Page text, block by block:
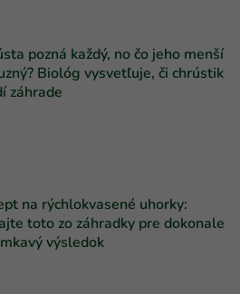
pozná každý, no čo jeho menší
Biológ vysvetľuje, či chrústik
záhrade
na rýchlokvasené uhorky:
toto zo záhradky pre dokonale
výsledok